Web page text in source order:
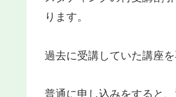
ります。
過去に受講していた講座
普通に申し込みをすると